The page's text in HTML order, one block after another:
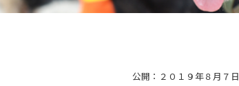
公開：２０１９年８月７日